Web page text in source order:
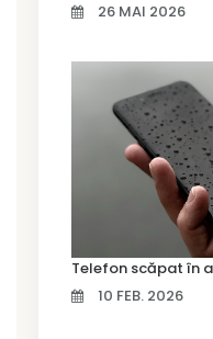
26 MAI 2026
10 FEB. 2026